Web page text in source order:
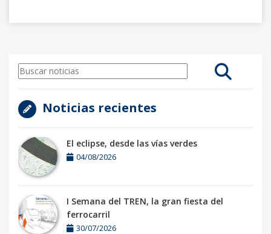
Noticias recientes
El eclipse, desde las vías verdes
04/08/2026
I Semana del TREN, la gran fiesta del
ferrocarril
30/07/2026